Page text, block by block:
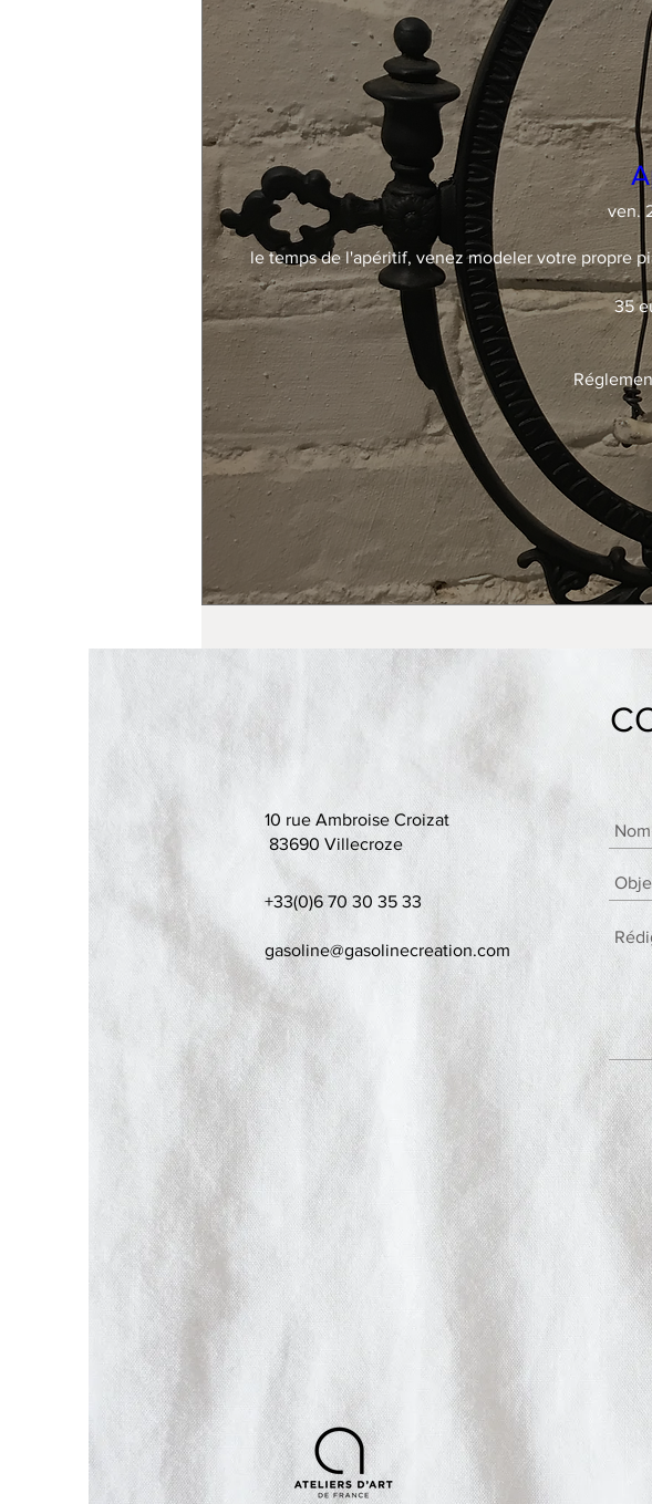
ven.
le temps de l'apéritif, venez modeler votre propre
35
10 rue Ambroise Croizat
83690 Villecroze
+33(0)6 70 30 35 33
gasoline@gasolinecreation.com